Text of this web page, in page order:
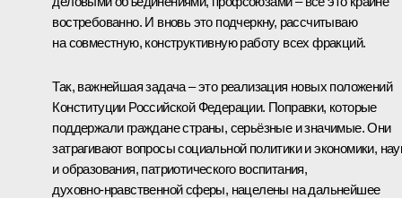
востребованно. И вновь это подчеркну, рассчитываю
на совместную, конструктивную работу всех фракций.
Так, важнейшая задача – это реализация новых положений
Конституции Российской Федерации. Поправки, которые
поддержали граждане страны, серьёзные и значимые. Они
затрагивают вопросы социальной политики и экономики,
и образования, патриотического воспитания,
духовно‑нравственной сферы, нацелены на дальнейшее